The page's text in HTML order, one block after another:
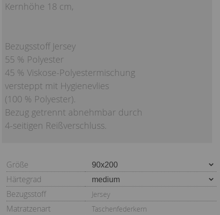
Kernhöhe 18 cm,
Bezugsstoff Jersey
55 % Polyester
45 % Viskose-Polyestermischung
versteppt mit Hygienevlies
(100 % Polyester).
Bezug getrennt abnehmbar durch
4-seitigen Reißverschluss.
Größe
Härtegrad
Bezugsstoff
Jersey
Matratzenart Taschenfederkern